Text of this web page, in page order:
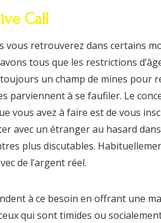
Call
vous retrouverez dans certains
tous que les restrictions
toujours un champ de mines
parviennent à se faufiler. Le
vous avez à faire est de vous
avec un étranger au hasard
plus discutables.
de l’argent réel.
à ce besoin en offrant une
qui sont timides ou